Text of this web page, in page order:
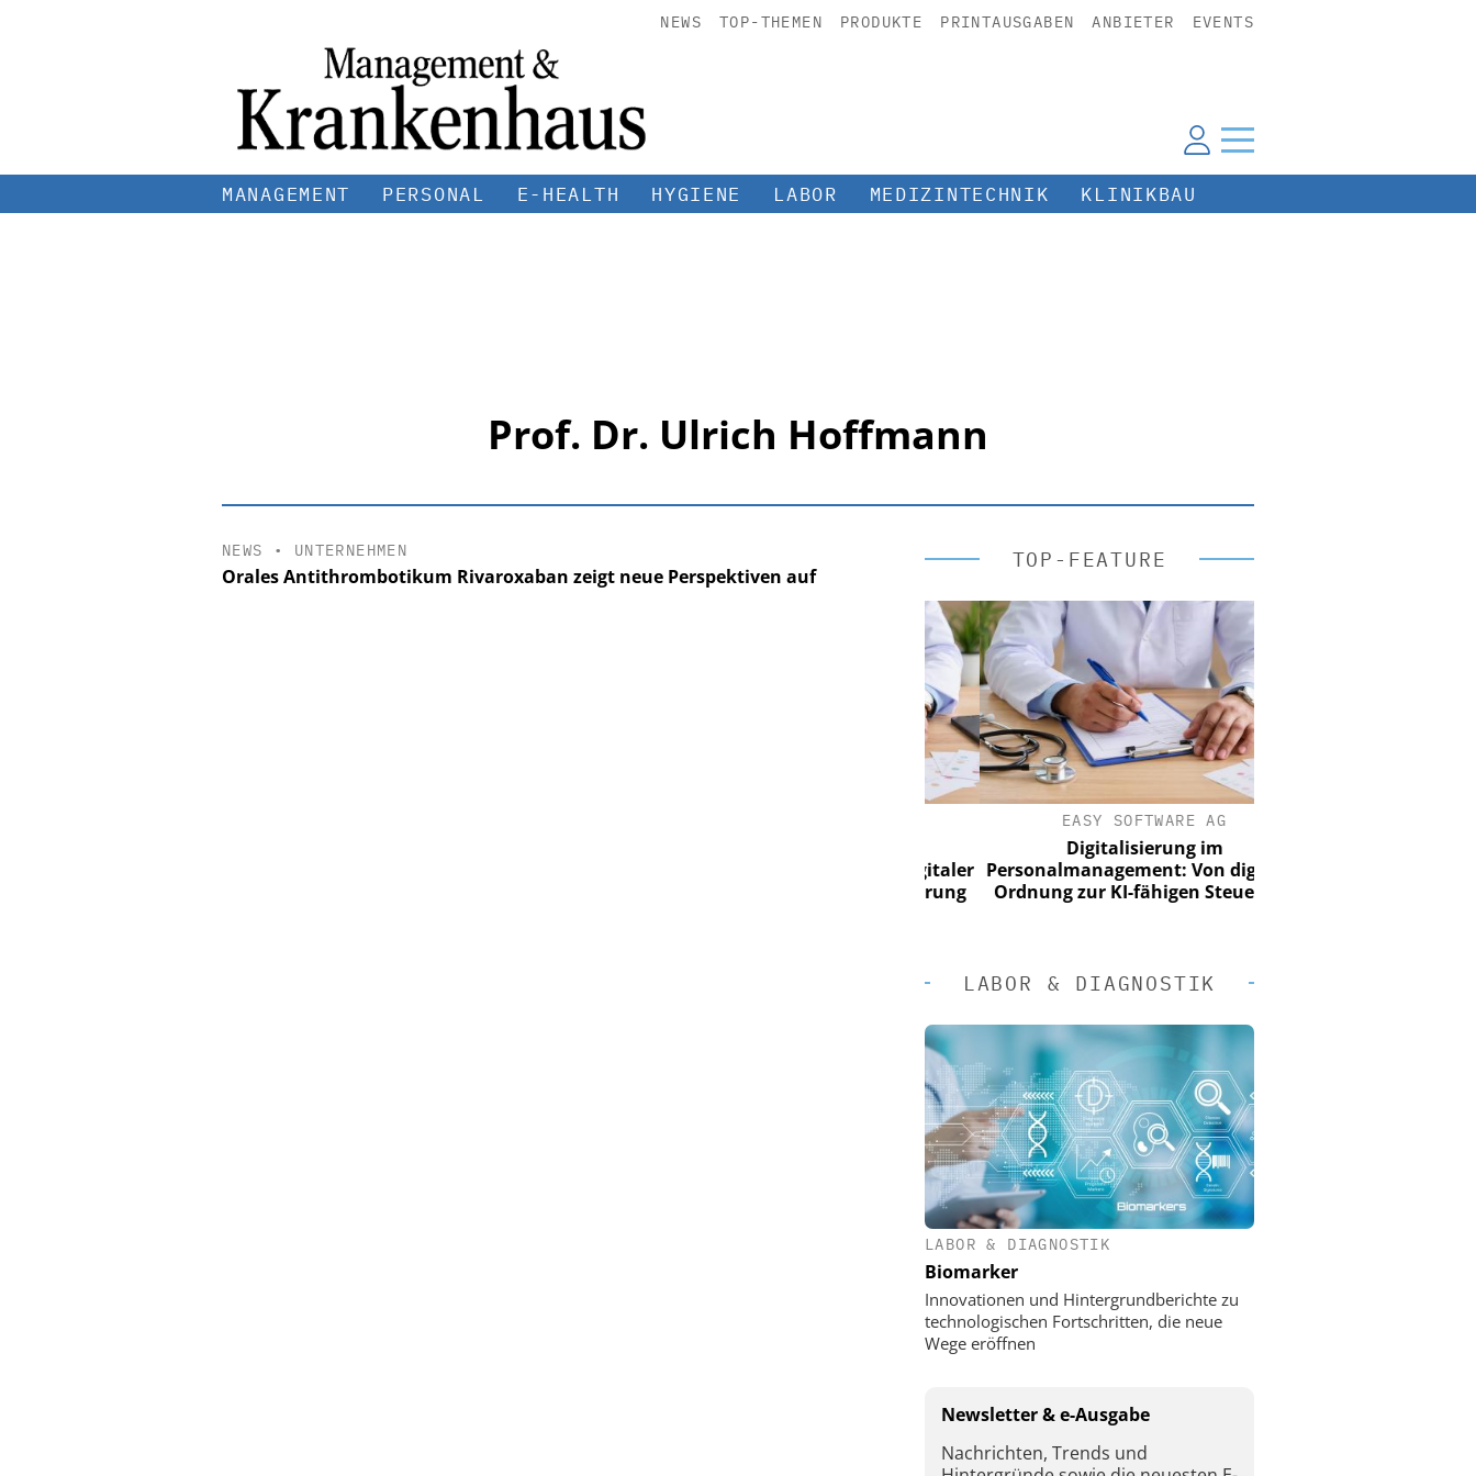
NEWS TOP-THEMEN PRODUKTE PRINTAUSGABEN ANBIETER EVENTS
MANAGEMENT PERSONAL E-HEALTH HYGIENE LABOR MEDIZINTECHNIK KLINIKBAU
Prof. Dr. Ulrich Hoffmann
NEWS • UNTERNEHMEN
Orales Antithrombotikum Rivaroxaban zeigt neue Perspektiven auf
TOP-FEATURE
Personalmanagement: Von digitaler
EASY SOFTWARE AG
Digitalisierung im
Personalmanagement: Von digitaler
Ordnung zur KI-fähigen Steuerung
LABOR & DIAGNOSTIK
LABOR & DIAGNOSTIK
Biomarker
Innovationen und Hintergrundberichte zu
technologischen Fortschritten, die neue
Wege eröffnen
Newsletter & e-Ausgabe
Nachrichten, Trends und